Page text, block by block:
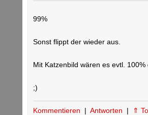
99%
Sonst flippt der wieder aus.
Mit Katzenbild wären es evtl. 100%
;)
Kommentieren | Antworten | ⇑